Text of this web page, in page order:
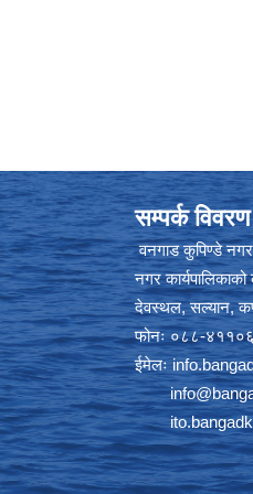
सम्पर्क विवरण
वनगाड कुपिण्डे
नगर कार्यपालिकाको
देवस्थल, सल्यान,
फोनः ०८८-
ईमेलः